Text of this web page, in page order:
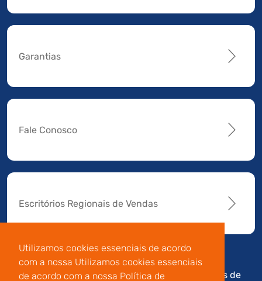
Utilizamos cookies essenciais de acordo
com a nossa Utilizamos cookies essenciais
de acordo com a nossa Política de
Garantias
Fale Conosco
Escritórios Regionais de Vendas
Av. Manoel da Nóbrega,
Termos de
Código de